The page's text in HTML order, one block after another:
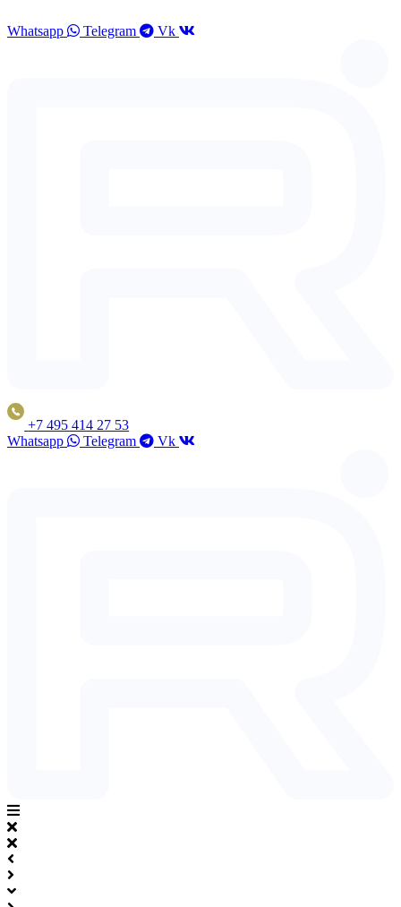
к
Whatsapp Telegram Vk
+7 495 414 27 53
Whatsapp
Telegram Vk